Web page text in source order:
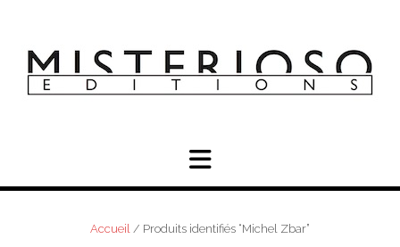
Accueil / Produits identifiés “Michel Zbar”